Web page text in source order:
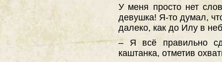
У меня просто нет
девушка! Я-то думал,
далеко, как до Илу в
– Я всё правильно
каштанка, отметив